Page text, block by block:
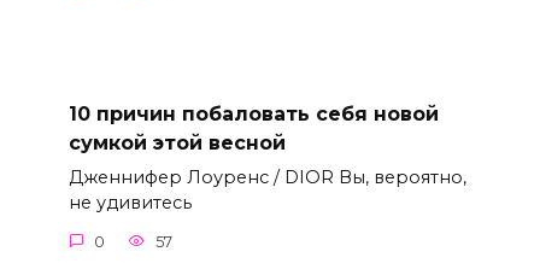
10 причин побаловать себя новой
сумкой этой весной
Дженнифер Лоуренс / DIOR Вы, вероятно,
не удивитесь
0 57